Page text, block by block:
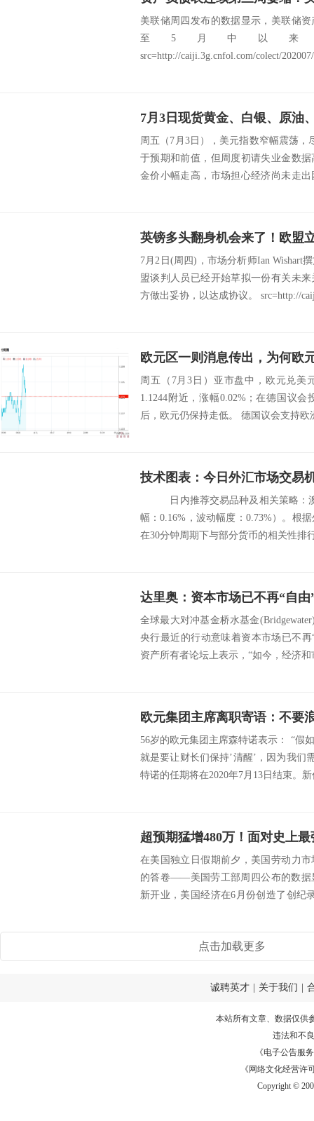
美联储周四发布的数据显示，美联储
至5月中以来
src=http://caiji.3g.cnfol.com/colect/
7月3日现货黄金、白银、原油
周五（7月3日），美元指数窄幅震荡
于预期和前值，但周度初请失业金数
金价小幅走高，市场担心经济尚未走
7月2日(周四)，市场分析师Ian Wishart
盟谈判人员已经开始草拟一份有关未
方做出妥协，以达成协议。 src=http://
周五（7月3日）亚市盘中，欧元兑美
1.1244附近，涨幅0.02%；在德国议
后，欧元仍保持走低。 德国议会支持
技术图表：今日外汇市场交易
日内推荐交易品种及相关策略：澳
幅：0.16%，波动幅度：0.73%）。根
在30分钟周期下与部分货币的
全球最大对冲基金桥水基金
央行最近的行动意味着资本市场已不
资产所有者论坛上表示，“如今，经济
欧元集团主席离职寄语：不要
56岁的欧元集团主席森特诺表示： “假
就是要让财长们保持’清醒’，因为我们
特诺的任期将在2020年7月13日结束。
在美国独立日假期前夕，美国劳动力
的答卷——美国劳工部周四公布的数据
新开业，美国经济在6月份创造了创纪
点击加载更多
诚聘英才 关于我们
本站所有文章、数据仅供
违法和不
《电子公告服务
《网络文化经营许
Copyright ©